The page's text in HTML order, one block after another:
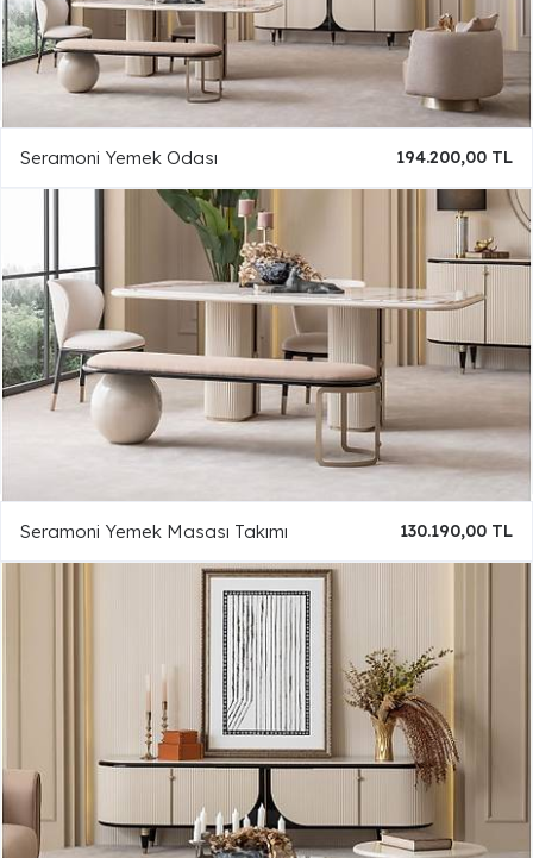
Seramoni Yemek Odası 194.200,00 TL
Seramoni Yemek Masası Takımı 130.190,00 TL